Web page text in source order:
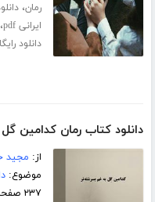
رمان،
ایرانی pdf
دانلود
دانلود کتاب رمان کدامین
از: مجید
موضوع:
۲۳۷ صفحه